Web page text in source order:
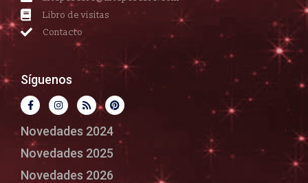
Libro de visitas
Contacto
Síguenos
Novedades 2024
Novedades 2025
Novedades 2026